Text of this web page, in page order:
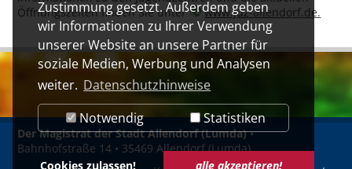
Zustimmung gesetzt. Außerdem geben
wir Informationen zu Ihrer Verwendung
unserer Website an unsere Partner für
soziale Medien, Werbung und Analysen
weiter. Datenschutzhinweise
Notwendig
Statistiken
Cookies zulassen! alle akzeptieren!
Öffnungszeiten finden Sie unter
www.juz-allendorf.de.
Der Magistrat der Stadt Allendorf (Lumda)•
Bahnhofstraße 14 • 35469 Allendorf (Lumda)